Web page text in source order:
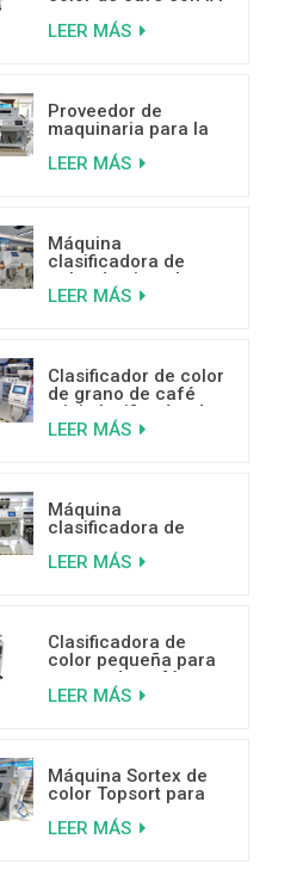
de café mohosos,
LEER MÁS
Proveedor de
maquinaria para la
color de cocos de
LEER MÁS
Máquina
clasificadora de
color de pistacho
con IA y aprendizaje
LEER MÁS
Clasificador de color
de grano de café
mini clasificador de
color de venta
LEER MÁS
Máquina
clasificadora de
inteligente de 5
LEER MÁS
Clasificadora de
color pequeña para
granos de café a
bajo precio
LEER MÁS
Máquina Sortex de
color Topsort para
con sensor de alta
LEER MÁS